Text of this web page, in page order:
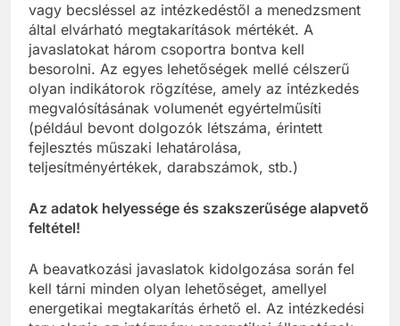
vagy becsléssel az intézkedéstől a menedzsment
által elvárható megtakarítások mértékét. A
javaslatokat három csoportra bontva kell
besorolni. Az egyes lehetőségek mellé célszerű
olyan indikátorok rögzítése, amely az intézkedés
megvalósításának volumenét egyértelműsíti
(például bevont dolgozók létszáma, érintett
fejlesztés műszaki lehatárolása,
teljesítményértékek, darabszámok, stb.)
Az adatok helyessége és szakszerűsége alapvető
feltétel!
A beavatkozási javaslatok kidolgozása során fel
kell tárni minden olyan lehetőséget, amellyel
energetikai megtakarítás érhető el. Az intézkedési